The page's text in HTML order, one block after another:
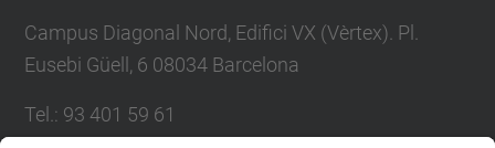
Campus Diagonal Nord, Edifici VX (Vèrtex). Pl.
Eusebi Güell, 6 08034 Barcelona
Tel. : 93 401 59 61